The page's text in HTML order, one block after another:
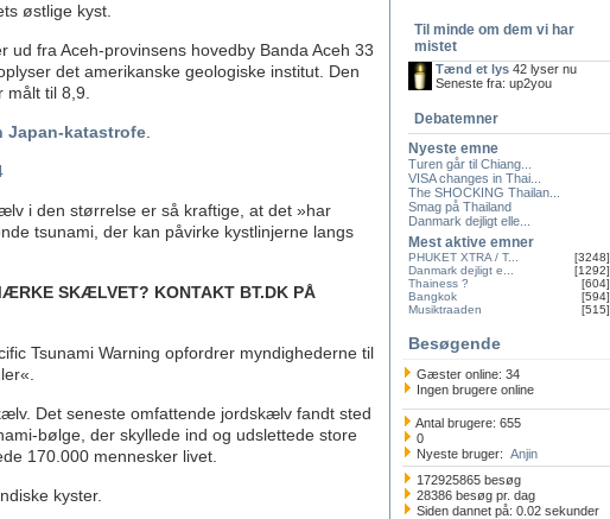
østlige kyst.
fra Aceh-provinsens hovedby Banda Aceh 33
det amerikanske geologiske institut. Den
til 8,9.
katastrofe
i den størrelse er så kraftige, at det »har
tsunami, der kan påvirke kystlinjerne langs
SKÆLVET? KONTAKT BT.DK PÅ
Tsunami Warning opfordrer myndighederne til
Det seneste omfattende jordskælv fandt sted
bølge, der skyllede ind og udslettede store
170.000 mennesker livet.
kyster.
Til minde om dem vi har
mistet
Tænd et lys 42 lyser nu
Seneste fra: up2you
Debatemner
Nyeste emne
Turen går til Chiang...
VISA changes in Thai...
The SHOCKING Thailan...
Smag på Thailand
Danmark dejligt elle...
Mest aktive emner
PHUKET XTRA / T...
[3248]
Danmark dejligt e...
[1292]
Thainess ?
[604]
Bangkok
[594]
Musiktraaden
[515]
Besøgende
Gæster online: 34
Ingen brugere online
Antal brugere: 655
0
Nyeste bruger: Anjin
172925865 besøg
28386 besøg pr. dag
Siden dannet på: 0.02 sekunder